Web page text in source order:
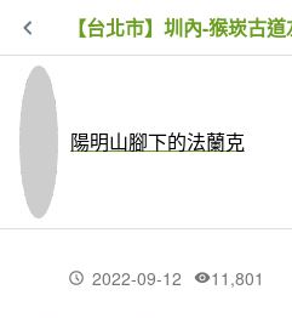
陽明山腳下的法蘭克
最新文章2022-09-12 11,801